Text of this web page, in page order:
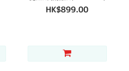
HK$899.00